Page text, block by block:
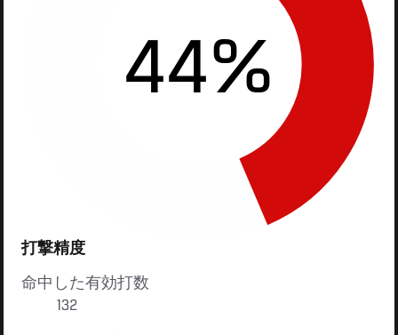
44%
打撃精度
命中した有効打数
132